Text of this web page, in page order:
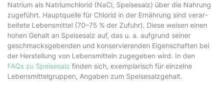
Natrium als Natriumchlorid (NaCl, Speisesalz) über die Nahrung
zugeführt. Hauptquelle für Chlorid in der Ernährung sind verar­
beitete Lebensmittel (70–75 % der Zufuhr). Diese weisen einen
hohen Gehalt an Speisesalz auf, das u. a. aufgrund seiner
geschmacksgebenden und konservierenden Eigenschaften bei
der Herstellung von Lebensmitteln zugegeben wird. In den
FAQs zu Speisesalz finden sich, exemplarisch für einzelne
Lebensmittelgruppen, Angaben zum Speisesalzgehalt.